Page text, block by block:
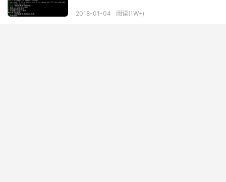
2018-01-04 阅读(1W+)